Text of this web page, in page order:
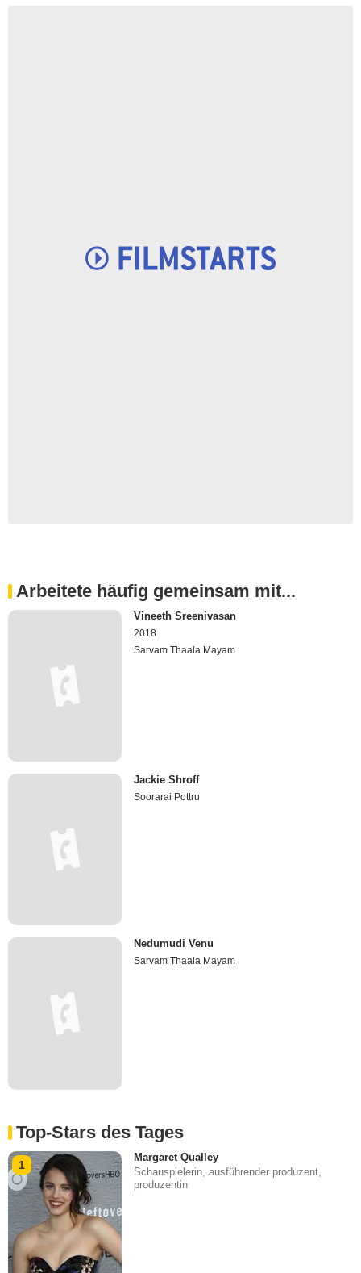
Arbeitete häufig gemeinsam mit...
Vineeth Sreenivasan
2018
Sarvam Thaala Mayam
Jackie Shroff
Soorarai Pottru
Nedumudi Venu
Sarvam Thaala Mayam
Top-Stars des Tages
1
Margaret Qualley
Schauspielerin, ausführender produzent,
produzentin